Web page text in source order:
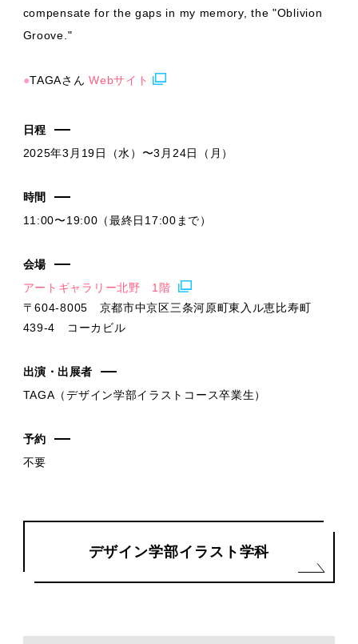
compensate for the gaps in my memory, the "Oblivion
Groove."
●TAGAさんWebサイト
日程
2025年3月19日（水）〜3月24日（月）
時間
11:00〜19:00（最終日17:00まで）
会場
アートギャラリー北野 1階
〒604-8005 京都市中京区三条河原町東入ル恵比寿町
439-4 コーカビル
出演・出展者
TAGA（デザイン学部イラストコース卒業生）
予約
不要
デザイン学部イラスト学科